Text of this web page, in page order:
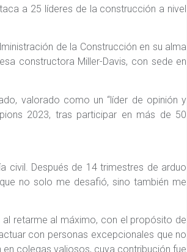
a 25 líderes de la construcción a nivel
de la Construcción en su alma
constructora Miller-Davis, con sede en
valorado como un “líder de opinión y
2023, tras participar en más de 50
civil. Después de 14 trimestres de arduo
no solo me desafió, sino también me
al retarme al máximo, con el propósito de
con personas excepcionales que no
colegas valiosos, cuya contribución fue